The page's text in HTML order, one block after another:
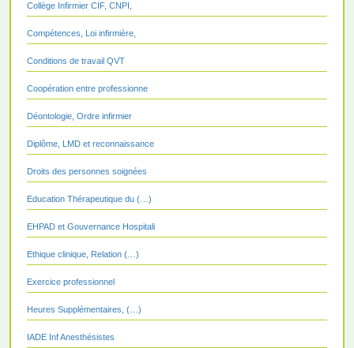
Collège Infirmier CIF, CNPI,
Compétences, Loi infirmière,
Conditions de travail QVT
Coopération entre professionne
Déontologie, Ordre infirmier
Diplôme, LMD et reconnaissance
Droits des personnes soignées
Education Thérapeutique du (…)
EHPAD et Gouvernance Hospitali
Ethique clinique, Relation (…)
Exercice professionnel
Heures Supplémentaires, (…)
IADE Inf Anesthésistes